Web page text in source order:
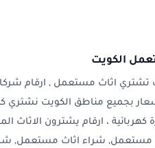
الكويت
اثاث مستعمل , ارقام
بجميع مناطق الكويت
، ارقام يشترون الاثاث
مستعمل, شراء اثاث مستعمل,